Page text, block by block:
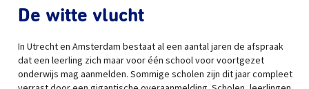
De witte vlucht
In Utrecht en Amsterdam bestaat al een aantal jaren de afspraak
dat een leerling zich maar voor één school voor voortgezet
onderwijs mag aanmelden. Sommige scholen zijn dit jaar compleet